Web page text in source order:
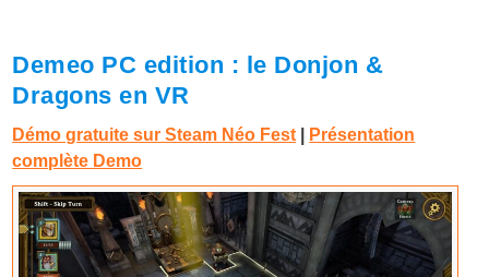
Demeo PC edition : le Donjon &
Dragons en VR
Démo gratuite sur Steam Néo Fest
Présentation
complète Demo